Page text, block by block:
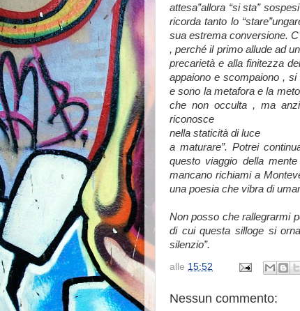
attesa”allora “si sta”
ricorda tanto lo
sua estrema conversione.
, perché il primo allude ad
precarietà e alla finitezza
appaiono e scompaiono ,
e sono la metafora e la
che non occulta , ma anzi
riconosce
nella staticità di luce
a maturare”. Potrei
questo viaggio della
mancano richiami a
una poesia che vibra di
Non posso che rallegrarmi
di cui questa silloge si
silenzio”.
alle 15:52
Nessun commento: